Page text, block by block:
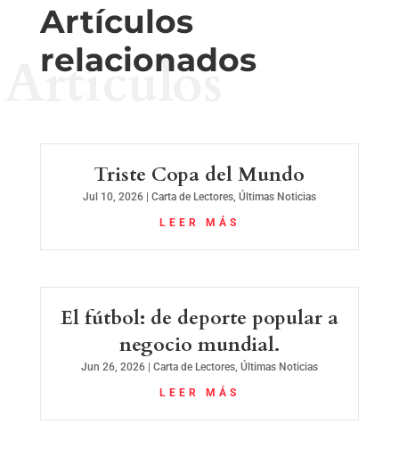
Artículos
relacionados
Artículos
Triste Copa del Mundo
Jul 10, 2026| Carta de Lectores, Últimas Noticias
LEER MÁS
El fútbol: de deporte popular a
negocio mundial.
Jun 26, 2026| Carta de Lectores, Últimas Noticias
LEER MÁS